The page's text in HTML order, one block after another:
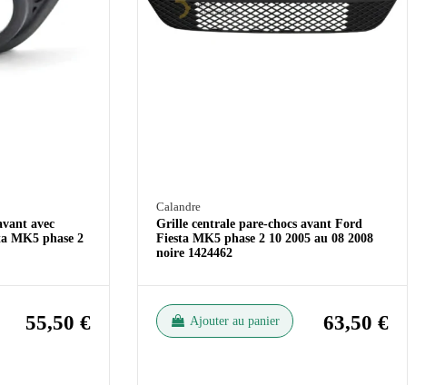
avec
MK5 phase 2
55,50 €
Calandre
Grille centrale pare-chocs avant Ford
Fiesta MK5 phase 2 10 2005 au 08 2008
noire 1424462
Ajouter au panier 63,50 €